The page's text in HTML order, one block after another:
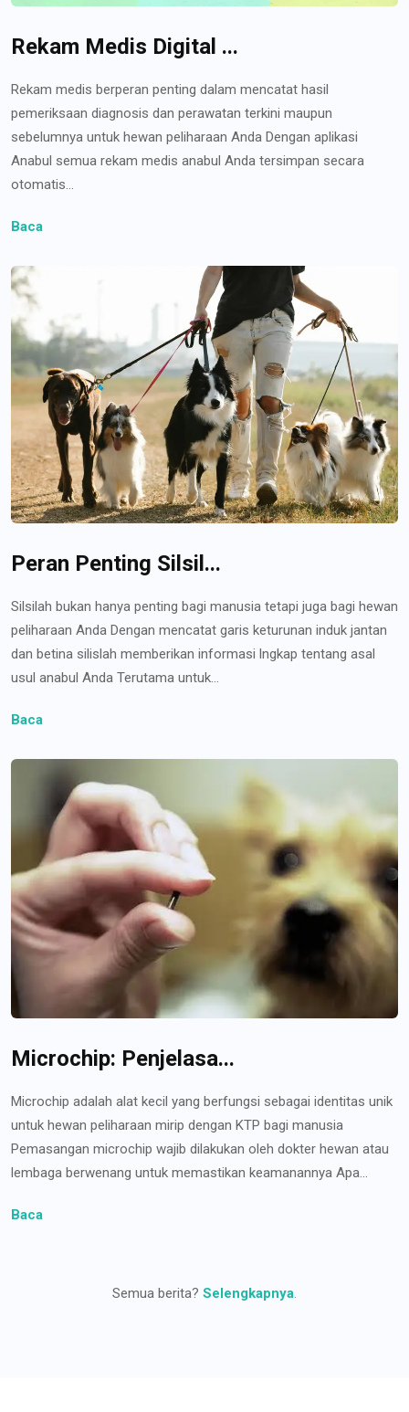
Rekam Medis Digital ...
Rekam medis berperan penting dalam mencatat hasil
pemeriksaan diagnosis dan perawatan terkini maupun
sebelumnya untuk hewan peliharaan Anda Dengan aplikasi
Anabul semua rekam medis anabul Anda tersimpan secara
otomatis...
Baca
Peran Penting Silsil...
Silsilah bukan hanya penting bagi manusia tetapi juga bagi hewan
peliharaan Anda Dengan mencatat garis keturunan induk jantan
dan betina silislah memberikan informasi lngkap tentang asal
usul anabul Anda Terutama untuk...
Baca
Microchip: Penjelasa...
Microchip adalah alat kecil yang berfungsi sebagai identitas unik
untuk hewan peliharaan mirip dengan KTP bagi manusia
Pemasangan microchip wajib dilakukan oleh dokter hewan atau
lembaga berwenang untuk memastikan keamanannya Apa...
Baca
Semua berita? Selengkapnya